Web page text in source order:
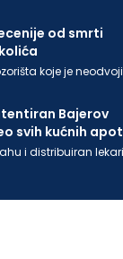
od smrti
koje je
Bajerov
svih kućnih
i distribuiran